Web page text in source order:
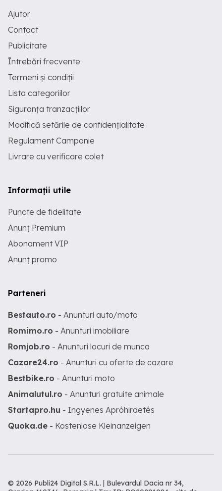
Ajutor
Contact
Publicitate
Întrebări frecvente
Termeni și condiții
Lista categoriilor
Siguranța tranzacțiilor
Modifică setările de confidențialitate
Regulament Campanie
Livrare cu verificare colet
Informații utile
Puncte de fidelitate
Anunț Premium
Abonament VIP
Anunț promo
Parteneri
Bestauto.ro - Anunturi auto/moto
Romimo.ro - Anunturi imobiliare
Romjob.ro - Anunturi locuri de munca
Cazare24.ro - Anunturi cu oferte de cazare
Bestbike.ro - Anunturi moto
Animalutul.ro - Anunturi gratuite animale
Startapro.hu - Ingyenes Apróhirdetés
Quoka.de - Kostenlose Kleinanzeigen
© 2026 Publi24 Digital S.R.L. | Bulevardul Dacia nr 34,